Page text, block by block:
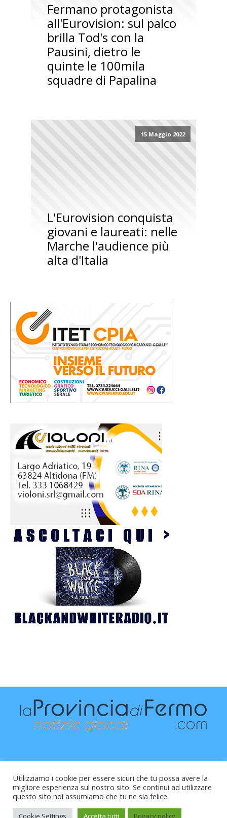
Fermano protagonista
all'Eurovision: sul palco
brilla Tod's con la
Pausini, dietro le
quinte le 100mila
squadre di Papalina
15 Maggio 2022
L'Eurovision conquista
giovani e laureati: nelle
Marche l'audience più
alta d'Italia
Raffaele Vitali - via Leopardi 10 - 61121 Pesaro (PU) -
Cod.Fisc VTLRFL77B02L500Y - Testata giornalistica, aut.
Utilizziamo i cookie per essere sicuri che tu possa avere la
migliore esperienza sul nostro sito. Se continui ad utilizzare
questo sito noi assumiamo che tu ne sia felice.
Cookie Settings Accetta tutti Privacy policy